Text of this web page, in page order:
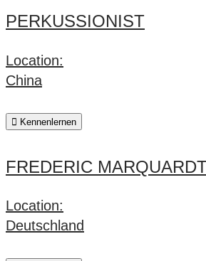
PERKUSSIONIST
Location:
China
Kennenlernen
FREDERIC
Location:
Deutschland